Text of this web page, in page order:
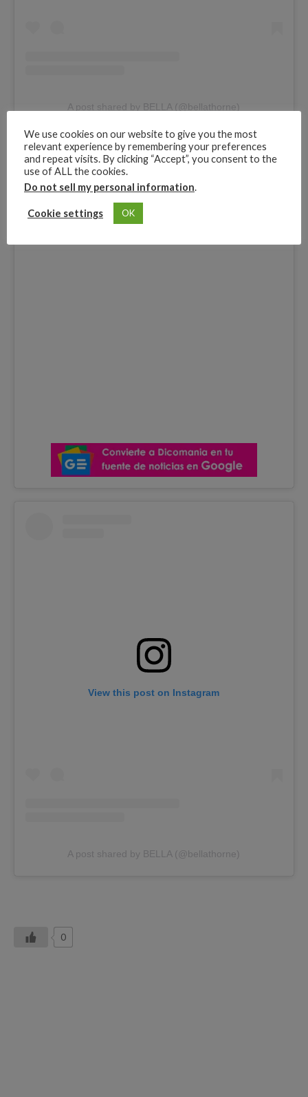
A post shared by BELLA (@bellathorne)
View this post on Instagram
A post shared by BELLA (@bellathorne)
0
We use cookies on our website to give you the most
relevant experience by remembering your preferences
and repeat visits. By clicking “Accept”, you consent to the
use of ALL the cookies.
Do not sell my personal information.
Cookie settings OK